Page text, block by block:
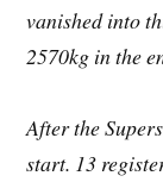
vanished into
2570kg in the
After the
start. 13